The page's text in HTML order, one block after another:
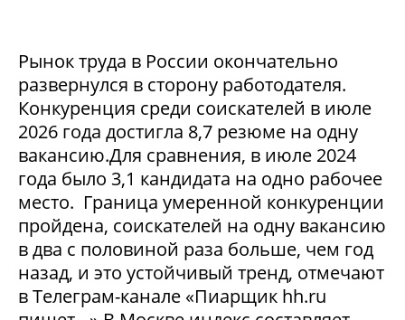
Рынок труда в России окончательно
развернулся в сторону работодателя.
Конкуренция среди соискателей в июле
2026 года достигла 8,7 резюме на одну
вакансию.Для сравнения, в июле 2024
года было 3,1 кандидата на одно рабочее
место. Граница умеренной конкуренции
пройдена, соискателей на одну вакансию
в два с половиной раза больше, чем год
назад, и это устойчивый тренд, отмечают
в Телеграм-канале «Пиарщик hh.ru